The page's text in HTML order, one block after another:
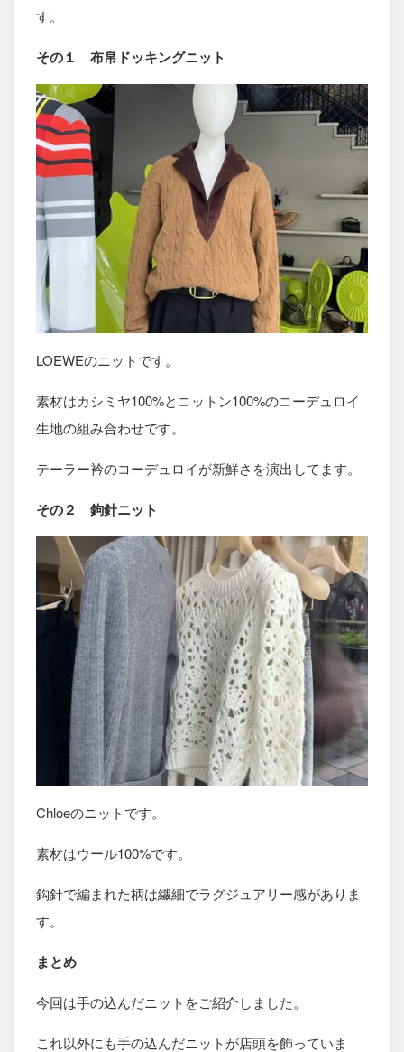
す。
その１ 布帛ドッキングニット
LOEWEのニットです。
素材はカシミヤ100%とコットン100%のコーデュロイ
生地の組み合わせです。
テーラー衿のコーデュロイが新鮮さを演出してます。
その２ 鉤針ニット
Chloeのニットです。
素材はウール100%です。
鈎針で編まれた柄は繊細でラグジュアリー感がありま
す。
まとめ
今回は手の込んだニットをご紹介しました。
これ以外にも手の込んだニットが店頭を飾っていま